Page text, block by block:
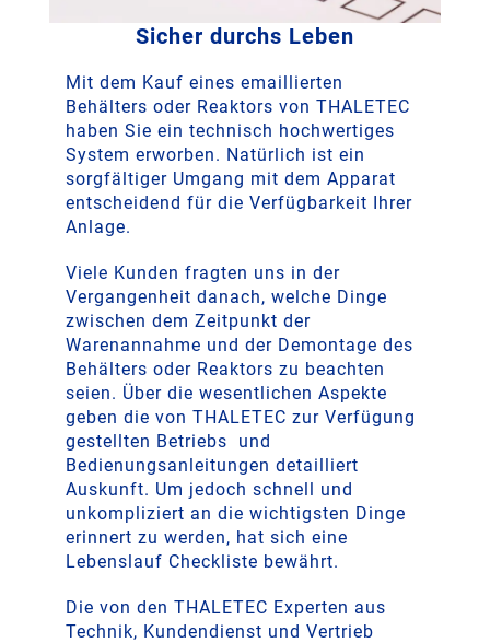
Sicher durchs Leben
Mit dem Kauf eines emaillierten
Behälters oder Reaktors von THALETEC
haben Sie ein technisch hochwertiges
System erworben. Natürlich ist ein
sorgfältiger Umgang mit dem Apparat
entscheidend für die Verfügbarkeit Ihrer
Anlage.
Viele Kunden fragten uns in der
Vergangenheit danach, welche Dinge
zwischen dem Zeitpunkt der
Warenannahme und der Demontage des
Behälters oder Reaktors zu beachten
seien. Über die wesentlichen Aspekte
geben die von THALETEC zur Verfügung
gestellten Betriebs und
Bedienungsanleitungen detailliert
Auskunft. Um jedoch schnell und
unkompliziert an die wichtigsten Dinge
erinnert zu werden, hat sich eine
Lebenslauf Checkliste bewährt.
Die von den THALETEC Experten aus
Technik, Kundendienst und Vertrieb